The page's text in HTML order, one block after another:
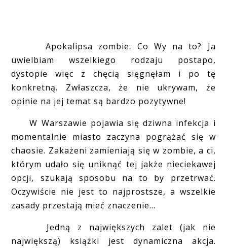
Apokalipsa zombie. Co Wy na to? Ja
uwielbiam wszelkiego rodzaju postapo,
dystopie więc z chęcią sięgnęłam i po tę
konkretną. Zwłaszcza, że nie ukrywam, że
opinie na jej temat są bardzo pozytywne!
W Warszawie pojawia się dziwna infekcja i
momentalnie miasto zaczyna pogrążać się w
chaosie. Zakażeni zamieniają się w zombie, a ci,
którym udało się uniknąć tej jakże nieciekawej
opcji, szukają sposobu na to by przetrwać.
Oczywiście nie jest to najprostsze, a wszelkie
zasady przestają mieć znaczenie...
Jedną z największych zalet (jak nie
największą) książki jest dynamiczna akcja.